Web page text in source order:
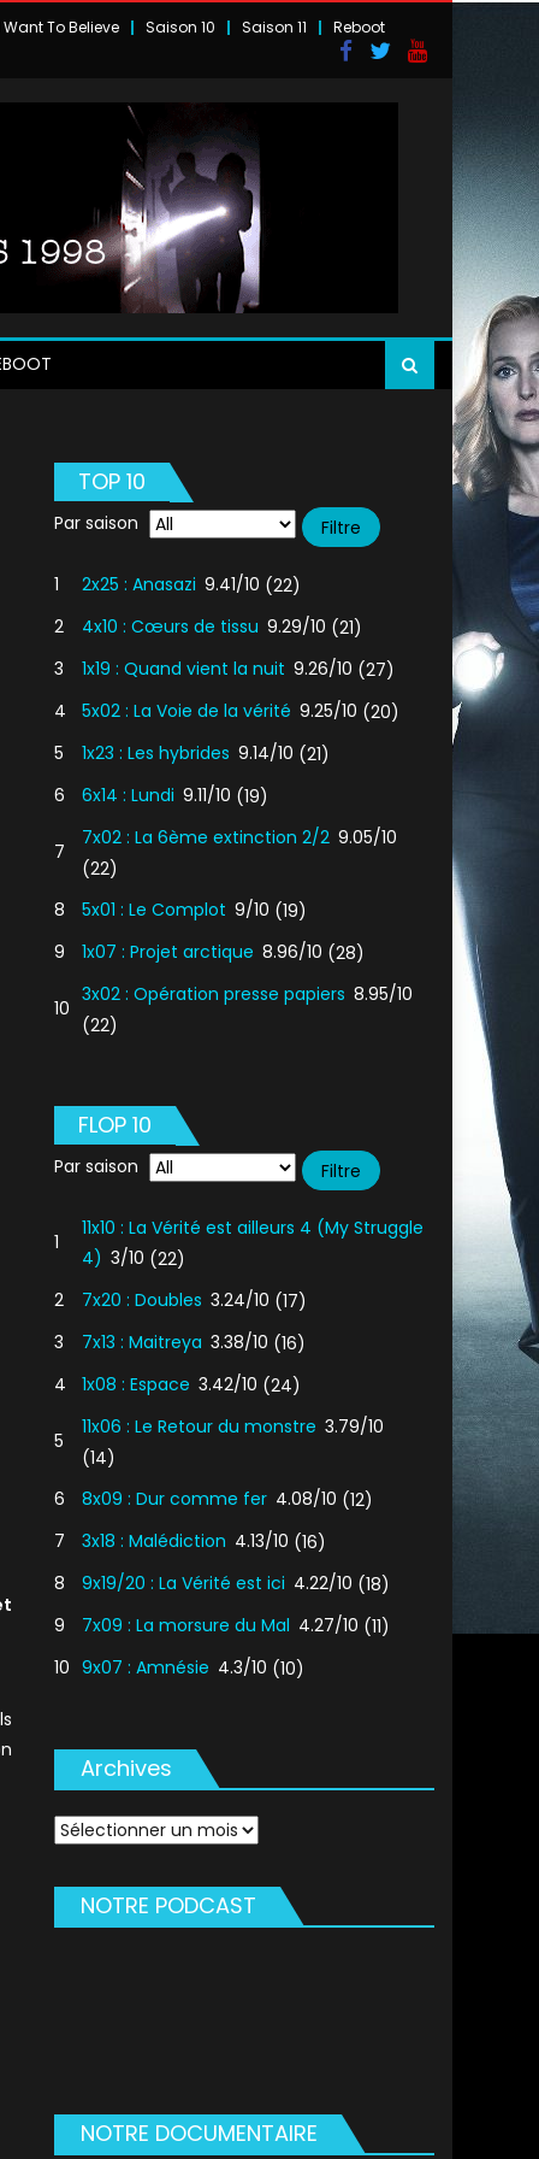
Want To Believe Saison 10 Saison 11 Reboot
TOP 10
Par saison
1 2x25 : Anasazi 9.41/10 (22)
2
4x10 : Cœurs de tissu 9.29/10 (21)
3
1x19 : Quand vient la nuit 9.26/10 (27)
4
5x02 : La Voie de la vérité 9.25/10 (20)
5
1x23 : Les hybrides 9.14/10 (21)
6
6x14 : Lundi 9.11/10 (19)
7
7x02 : La 6ème extinction 2/2 9.05/10
(22)
8
5x01 : Le Complot 9/10 (19)
9
1x07 : Projet arctique 8.96/10 (28)
10
3x02 : Opération presse papiers 8.95/10
(22)
FLOP 10
Par saison
1
11x10 : La Vérité est ailleurs 4 (My Struggle
4) 3/10 (22)
2
7x20 : Doubles 3.24/10 (17)
3
7x13 : Maitreya 3.38/10 (16)
4
1x08 : Espace 3.42/10 (24)
5
11x06 : Le Retour du monstre 3.79/10
(14)
6
8x09 : Dur comme fer 4.08/10 (12)
7
3x18 : Malédiction 4.13/10 (16)
8
9x19/20 : La Vérité est ici 4.22/10 (18)
9
7x09 : La morsure du Mal 4.27/10 (11)
10 9x07 : Amnésie 4.3/10 (10)
Archives
Archives
NOTRE PODCAST
NOTRE DOCUMENTAIRE